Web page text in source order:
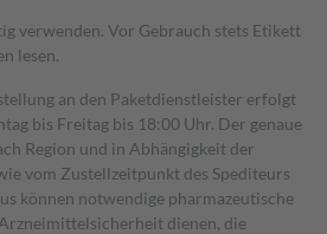
verwenden. Vor Gebrauch stets Etikett
lesen.
an den Paketdienstleister erfolgt
bis Freitag bis 18:00 Uhr. Der genaue
Region und in Abhängigkeit der
vom Zustellzeitpunkt des Spediteurs
können notwendige pharmazeutische
dienen, die